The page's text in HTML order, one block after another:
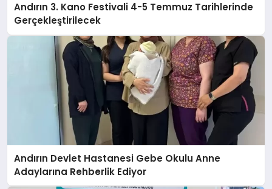
Andırın 3. Kano Festivali 4-5 Temmuz Tarihlerinde
Gerçekleştirilecek
Andırın Devlet Hastanesi Gebe Okulu Anne
Adaylarına Rehberlik Ediyor